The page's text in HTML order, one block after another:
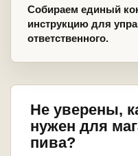
Собираем единый
инструкцию для
ответственного.
Не уверены,
нужен для
пива?